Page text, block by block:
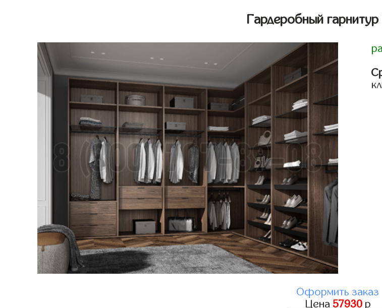
Гардеробный гарнитур
Оформить заказ
Цена 57930р